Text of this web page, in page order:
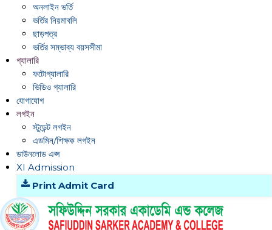
অনলাইন ভর্তি
ভর্তির নিয়মাবলি
ছাড়পত্র
ভর্তির সম্ভাব্য বয়সসীমা
গ্যালারি
ফটোগ্যালারি
ভিডিও গ্যালারি
যোগাযোগ
লগইন
স্টুডেন্ট লগইন
এডমিন/শিক্ষক লগইন
ডাউনলোড এপ্স
XI Admission
Print Admit Card